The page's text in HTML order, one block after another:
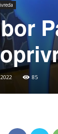
85